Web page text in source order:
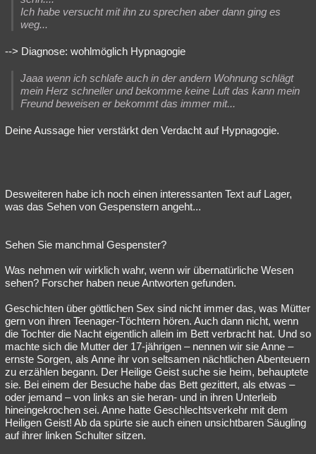
Ich habe versucht mit ihn zu sprechen aber dann ging es
weg...
--> Diagnose: wohlmöglich Hypnagogie
Jaaa wenn ich schlafe auch in der andern Wohnung schlägt
mein Herz schneller und bekomme keine Luft das kann mein
Freund beweisen er bekommt das immer mit...
Deine Aussage hier verstärkt den Verdacht auf Hypnagogie.
Desweiteren habe ich noch einen interessanten Text auf Lager,
was das Sehen von Gespenstern angeht...
Sehen Sie manchmal Gespenster?
Was nehmen wir wirklich wahr, wenn wir übernatürliche Wesen
sehen? Forscher haben neue Antworten gefunden.
Geschichten über göttlichen Sex sind nicht immer das, was Mütter
gern von ihren Teenager-Töchtern hören. Auch dann nicht, wenn
die Tochter die Nacht eigentlich allein im Bett verbracht hat. Und so
machte sich die Mutter der 17-jährigen – nennen wir sie Anne –
ernste Sorgen, als Anne ihr von seltsamen nächtlichen Abenteuern
zu erzählen begann. Der Heilige Geist suche sie heim, behauptete
sie. Bei einem der Besuche habe das Bett gezittert, als etwas –
oder jemand – von links an sie heran- und in ihren Unterleib
hineingekrochen sei. Anne hatte Geschlechtsverkehr mit dem
Heiligen Geist! Ab da spürte sie auch einen unsichtbaren Säugling
auf ihrer linken Schulter sitzen.